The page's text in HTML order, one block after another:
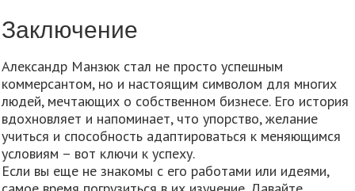
Заключение
Александр Манзюк стал не просто успешным
коммерсантом, но и настоящим символом для многих
людей, мечтающих о собственном бизнесе. Его история
вдохновляет и напоминает, что упорство, желание
учиться и способность адаптироваться к меняющимся
условиям – вот ключи к успеху.
Если вы еще не знакомы с его работами или идеями,